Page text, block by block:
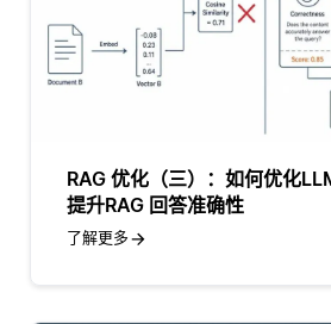
RAG 优化（三）：如何优化
提升RAG 回答准确性
了解更多